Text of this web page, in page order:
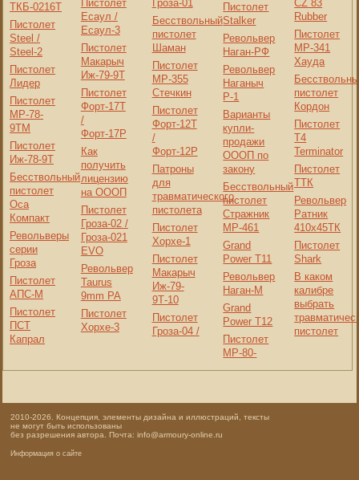
ТКБ-0216Т
Пистолет
Steel /
Steel-2
Пистолет
Лидер
Пистолет
МР-78-
9ТМ
Пистолет
Иж-78-9Т
Бесствольный
пистолет
Оса
Компакт
Револьверы
серии
Гроза
Пистолет
АПС-М
Пистолет
ПСТ
Капрал
Пистолет
Есаул /
Есаул-3
Пистолет
Макарыч
Иж-79-9Т
Пистолет
Форт-17T
/
Форт-17P
Как
получить
лицензию
на ОООП
Пистолет
Гроза-02 /
Гроза-021
EVO
Револьвер
Taurus
9mm PA
Пистолет
Хорхе-3
Гроза-01
Бесствольный
пистолет
Шаман
Пистолет
МР-355
Стечкин
Пистолет
Форт-12T
/
Форт-12P
Патроны
для
травматического
пистолета
Пистолет
Хорхе-1
Пистолет
Макарыч
Иж-79-
9Т-10
Пистолет
Гроза-04 /
Пистолет
Stalker
Револьвер
Наган-РФ
Револьвер
Наганыч
Р-1
Варианты
купли-
продажи
ОООП по
закону
Бесствольный
пистолет
Стражник
МР-461
Grand
Power T11
Револьвер
Наган-М
Grand
Power T12
Пистолет
МР-80-
CZ 83
Rubber
Пистолет
МР-341
Хауда
пистолет
Кордон
Пистолет
Т4
Terminator
Пистолет
ТТК
Револьвер
Ратник
410x45ТК
Пистолет
Shark
В каком
калибре
выбрать
пистолет
2010-2026. Концепция, элементы дизайна и иллюстраций, тексты
не могут быть использованы
без разрешения автора. Почта: info@armoury-online.ru
Информация о сайте